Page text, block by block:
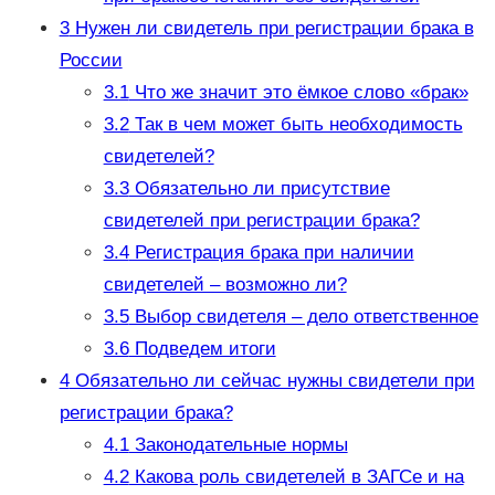
3Нужен ли свидетель при регистрации брака в
России
3.1Что же значит это ёмкое слово «брак»
3.2Так в чем может быть необходимость
свидетелей?
3.3Обязательно ли присутствие
свидетелей при регистрации брака?
3.4Регистрация брака при наличии
свидетелей – возможно ли?
3.5Выбор свидетеля – дело ответственное
3.6Подведем итоги
4Обязательно ли сейчас нужны свидетели при
регистрации брака?
4.1Законодательные нормы
4.2Какова роль свидетелей в ЗАГСе и на